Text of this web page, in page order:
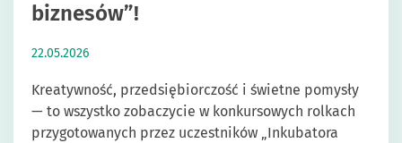
biznesów”!
22.05.2026
Kreatywność, przedsiębiorczość i świetne pomysły
— to wszystko zobaczycie w konkursowych rolkach
przygotowanych przez uczestników „Inkubatora